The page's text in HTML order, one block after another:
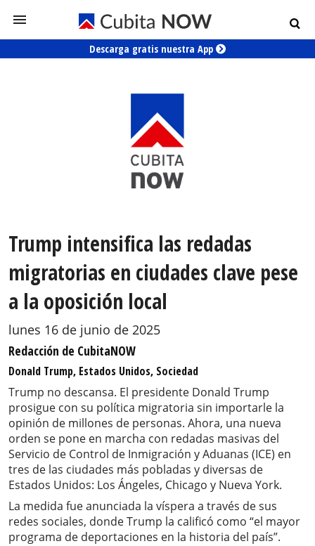
Descarga gratis nuestra App
Trump intensifica las redadas
migratorias en ciudades clave pese
a la oposición local
lunes 16 de junio de 2025
Redacción de CubitaNOW
Donald Trump, Estados Unidos, Sociedad
Trump no descansa. El presidente Donald Trump
prosigue con su política migratoria sin importarle la
opinión de millones de personas. Ahora, una nueva
orden se pone en marcha con redadas masivas del
Servicio de Control de Inmigración y Aduanas (ICE) en
tres de las ciudades más pobladas y diversas de
Estados Unidos: Los Ángeles, Chicago y Nueva York.
La medida fue anunciada la víspera a través de sus
redes sociales, donde Trump la calificó como “el mayor
programa de deportaciones en la historia del país”.